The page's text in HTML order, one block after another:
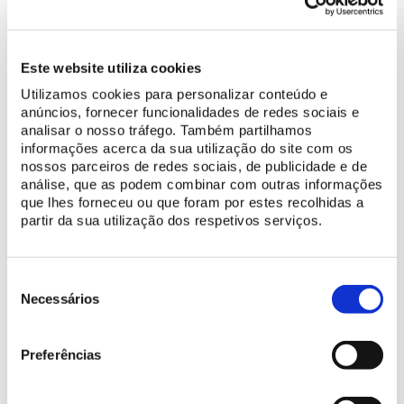
Este website utiliza cookies
Utilizamos cookies para personalizar conteúdo e
anúncios, fornecer funcionalidades de redes sociais e
analisar o nosso tráfego. Também partilhamos
informações acerca da sua utilização do site com os
nossos parceiros de redes sociais, de publicidade e de
análise, que as podem combinar com outras informações
que lhes forneceu ou que foram por estes recolhidas a
partir da sua utilização dos respetivos serviços.
Necessários
Preferências
válido para um concerto em data
específica, realizado fora do horário de abertura do Parque e
Bilhete de ciclo:válido para todos os concertos do festival.
Inclui entrada diurna no Parque e Palácio de Monserrate para
poder usufruir de toda a programação.
Bilhete para o 1º fim de semana:válido para todos os concertos
realizados entre 8 e 10 de setembro. Inclui entrada diurna no
Parque e Palácio de Monserrate para poder usufruir de toda a
programação.
Bilhete para o 2º fim de semana:válido para todos os
diurna no Parque e Palácio de Monserrate para poder usufruir
O bilhete permite o acesso ao Parque de Monserrate a partir